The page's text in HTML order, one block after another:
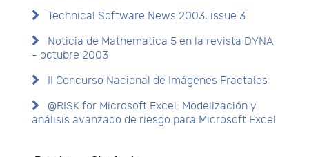
Technical Software News 2003, issue 3
Noticia de Mathematica 5 en la revista DYNA
- octubre 2003
II Concurso Nacional de Imágenes Fractales
@RISK for Microsoft Excel: Modelización y
análisis avanzado de riesgo para Microsoft Excel